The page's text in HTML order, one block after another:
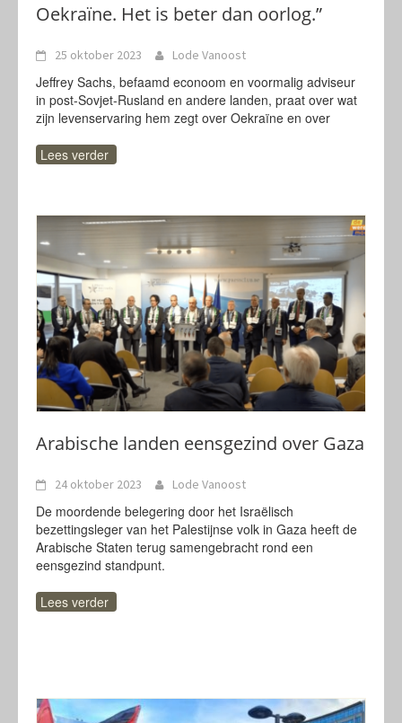
Oekraïne. Het is beter dan oorlog.”
25 oktober 2023 Lode Vanoost
Jeffrey Sachs, befaamd econoom en voormalig adviseur
in post-Sovjet-Rusland en andere landen, praat over wat
zijn levenservaring hem zegt over Oekraïne en over
Lees verder
Arabische landen eensgezind over Gaza
24 oktober 2023 Lode Vanoost
De moordende belegering door het Israëlisch
bezettingsleger van het Palestijnse volk in Gaza heeft de
Arabische Staten terug samengebracht rond een
eensgezind standpunt.
Lees verder